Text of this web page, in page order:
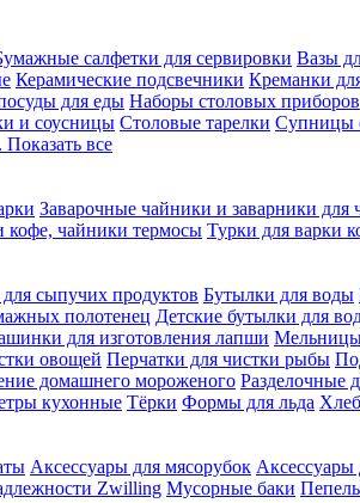
салфетки для сервировки Вазы
Керамические подсвечники Креманки
для еды Наборы столовых приборов
и соусницы Столовые тарелки Супницы
Показать все
Заварочные чайники и заварники для
кофе, чайники термосы Турки для варки
сыпучих продуктов Бутылки для воды
полотенец Детские бутылки для
для изготовления лапши Мельницы
овощей Перчатки для чистки рыбы
домашнего мороженого Разделочные
кухонные Тёрки Формы для льда
Аксессуары для мясорубок Аксессуары
Zwilling Мусорные баки